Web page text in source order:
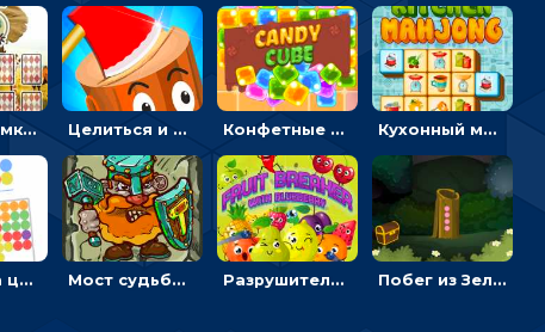
Головоломка с животными: переворачивать карточки, чтобы находить пару Целиться и метать топор в 3D мишени Конфетные кубики: двигать сладости в сторону, чтобы стрелять по целям Кухонный маджонг: соединять пары посуды и расчищать поле
Тапать на цветные точки, чтобы взрывать одинаковые - три в ряд Мост судьбы: прыгать по платформам и бить молотом орков Разрушитель фруктов: стрелять ягодами по ананасам Побег из Зеленого парка: решай ребусы, чтобы выбраться на свободу